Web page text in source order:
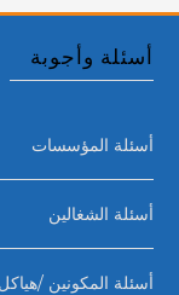
أسئلة وأجوبة
أسئلة المؤسسات
أسئلة الشغالين
أسئلة المكونين /